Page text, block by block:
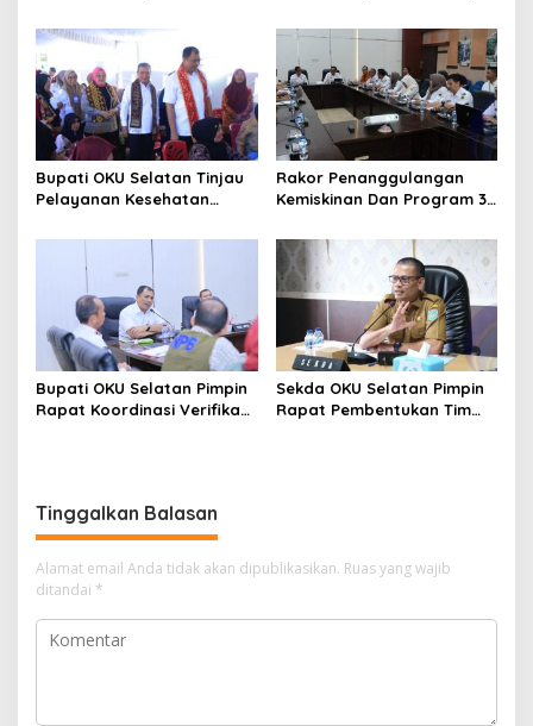
Posyandu 6 SPM
Pendapatan Daerah
Bupati OKU Selatan Tinjau
Pelayanan Kesehatan
Rawan, Wujud Nyata
Kepedulian Pemerintah
Kepada Masyarakat
Rakor Penanggulangan
Kemiskinan Dan Program 3
Selatan Perkuat Kolaborasi
Dengan Pemprov Sumsel
Bupati OKU Selatan Pimpin
Rapat Koordinasi Verifikasi
Sekda OKU Selatan Pimpin
Rapat Pembentukan Tim
Tinggalkan Balasan
Alamat email Anda tidak akan dipublikasikan. Ruas yang wajib
ditandai *